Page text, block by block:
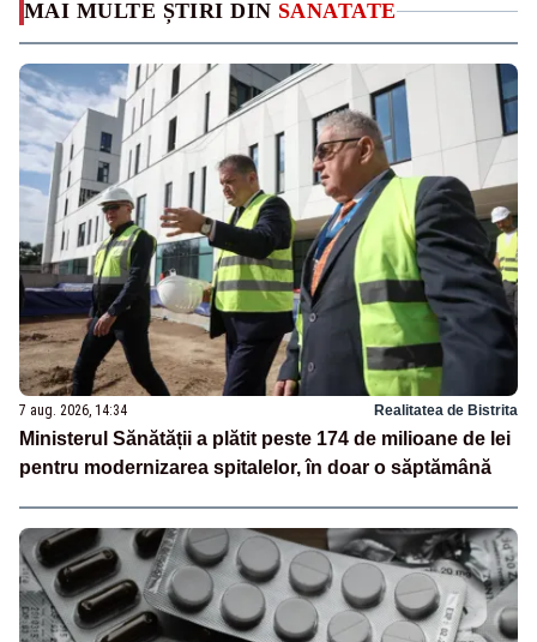
MAI MULTE ȘTIRI DIN SANATATE
7 aug. 2026, 14:34 Realitatea de Bistrita
Ministerul Sănătății a plătit peste 174 de milioane de lei
pentru modernizarea spitalelor, în doar o săptămână